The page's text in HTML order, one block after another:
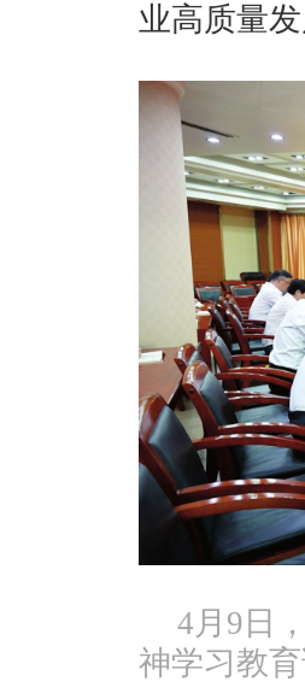
业高质量
4月9日
神学习教育